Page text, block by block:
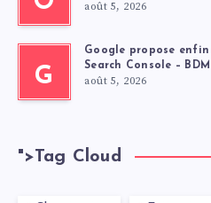
août 5, 2026
G
Google propose enfin
Search Console – BDM
août 5, 2026
">Tag Cloud